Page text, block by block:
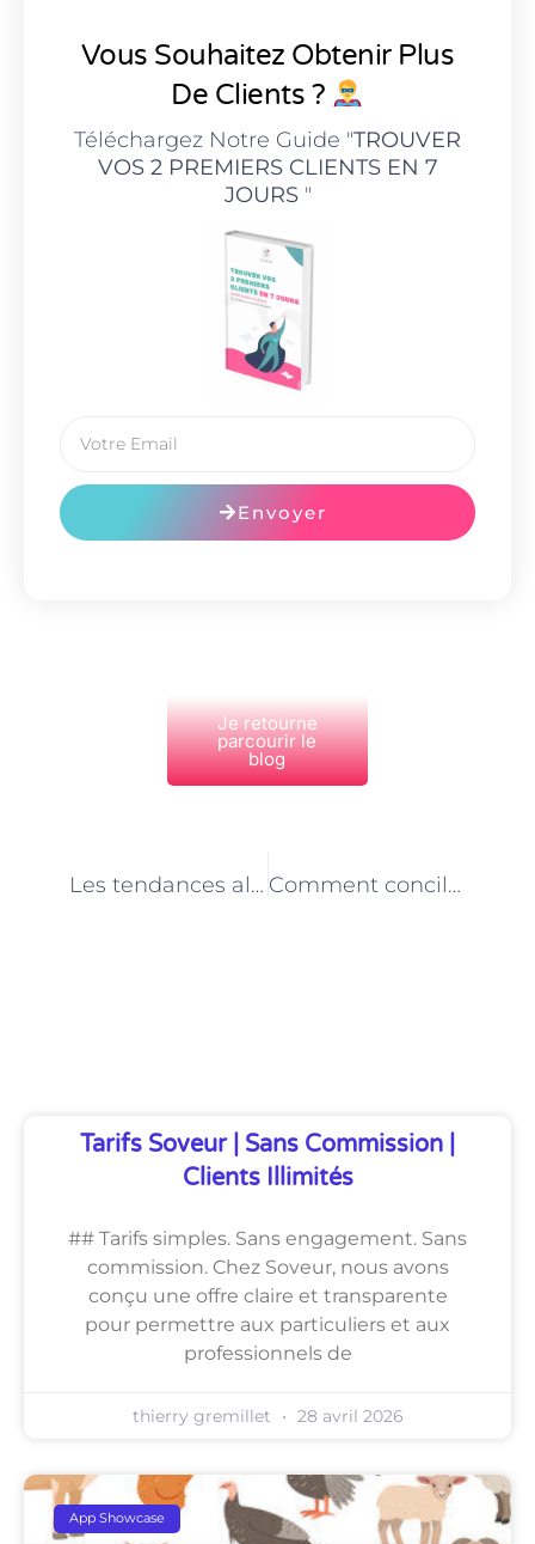
Vous Souhaitez Obtenir Plus
De Clients ?
Téléchargez Notre Guide "TROUVER
VOS 2 PREMIERS CLIENTS EN 7
JOURS"
Envoyer
Je retourne
parcourir le
blog
Les tendances alimentaires dans les pensions pour chiens et chats Comment concilier les besoins individuels des animaux en pension à Paris
Tarifs Soveur | Sans Commission |
Clients Illimités
## Tarifs simples. Sans engagement. Sans
commission. Chez Soveur, nous avons
conçu une offre claire et transparente
pour permettre aux particuliers et aux
professionnels de
thierry gremillet 28 avril 2026
App Showcase